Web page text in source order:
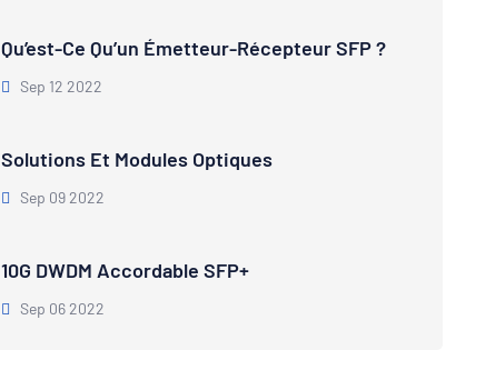
Qu’est-Ce Qu’un Émetteur-Récepteur SFP ?
Sep 12 2022
Solutions Et Modules Optiques
Sep 09 2022
10G DWDM Accordable SFP+
Sep 06 2022